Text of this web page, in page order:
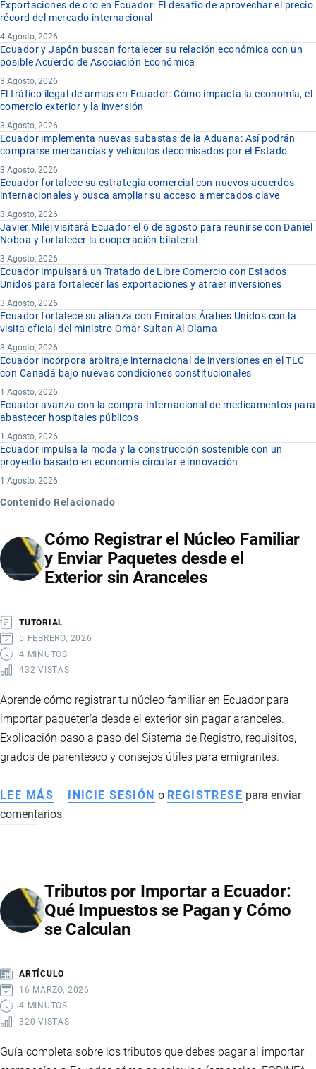
Exportaciones de oro en Ecuador: El desafío de aprovechar el precio
récord del mercado internacional
4 Agosto, 2026
Ecuador y Japón buscan fortalecer su relación económica con un
posible Acuerdo de Asociación Económica
3 Agosto, 2026
El tráfico ilegal de armas en Ecuador: Cómo impacta la economía, el
comercio exterior y la inversión
3 Agosto, 2026
Ecuador implementa nuevas subastas de la Aduana: Así podrán
comprarse mercancías y vehículos decomisados por el Estado
3 Agosto, 2026
Ecuador fortalece su estrategia comercial con nuevos acuerdos
internacionales y busca ampliar su acceso a mercados clave
3 Agosto, 2026
Javier Milei visitará Ecuador el 6 de agosto para reunirse con Daniel
Noboa y fortalecer la cooperación bilateral
3 Agosto, 2026
Ecuador impulsará un Tratado de Libre Comercio con Estados
Unidos para fortalecer las exportaciones y atraer inversiones
3 Agosto, 2026
Ecuador fortalece su alianza con Emiratos Árabes Unidos con la
visita oficial del ministro Omar Sultan Al Olama
3 Agosto, 2026
Ecuador incorpora arbitraje internacional de inversiones en el TLC
con Canadá bajo nuevas condiciones constitucionales
1 Agosto, 2026
Ecuador avanza con la compra internacional de medicamentos para
abastecer hospitales públicos
1 Agosto, 2026
Ecuador impulsa la moda y la construcción sostenible con un
proyecto basado en economía circular e innovación
1 Agosto, 2026
Contenido Relacionado
Cómo Registrar el Núcleo Familiar
y Enviar Paquetes desde el
Exterior sin Aranceles
TUTORIAL
5 FEBRERO, 2026
4 MINUTOS
432 VISTAS
Aprende cómo registrar tu núcleo familiar en Ecuador para
importar paquetería desde el exterior sin pagar aranceles.
Explicación paso a paso del Sistema de Registro, requisitos,
grados de parentesco y consejos útiles para emigrantes.
LEE MÁS SOBRE
CÓMO
FAMILIAR
Y
ENVIAR
EL
EXTERIOR
SIN
INICIE SESIÓN o REGISTRESE para enviar
comentarios
Tributos por Importar a Ecuador:
Qué Impuestos se Pagan y Cómo
se Calculan
ARTÍCULO
16 MARZO, 2026
4 MINUTOS
320 VISTAS
Guía completa sobre los tributos que debes pagar al importar